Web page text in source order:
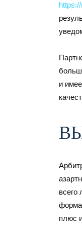
и
всего
плюс